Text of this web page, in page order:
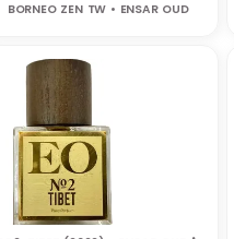
BORNEO ZEN TW • ENSAR OUD